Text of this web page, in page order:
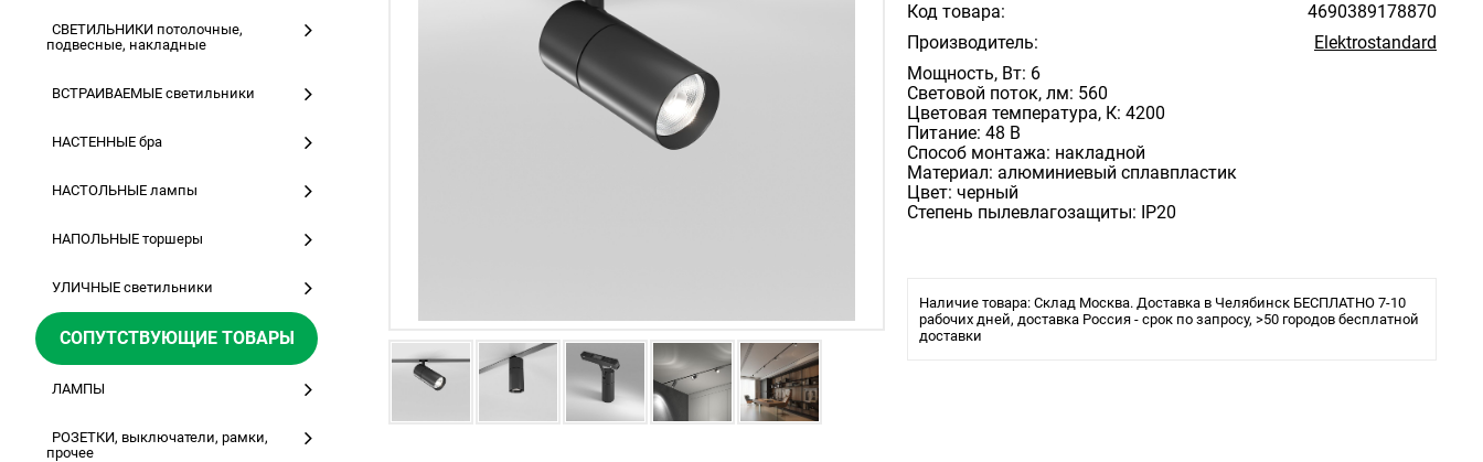
СВЕТИЛЬНИКИ потолочные,
подвесные, накладные
ВСТРАИВАЕМЫЕ светильники
НАСТЕННЫЕ бра
НАСТОЛЬНЫЕ лампы
НАПОЛЬНЫЕ торшеры
УЛИЧНЫЕ светильники
СОПУТСТВУЮЩИЕ ТОВАРЫ
ЛАМПЫ
РОЗЕТКИ, выключатели, рамки,
прочее
Код товара:
4690389178870
Производитель:
Elektrostandard
Мощность, Вт: 6
Световой поток, лм: 560
Цветовая температура, К: 4200
Питание: 48 В
Способ монтажа: накладной
Материал: алюминиевый сплавпластик
Цвет: черный
Степень пылевлагозащиты: IP20
Наличие товара: Склад Москва. Доставка в Челябинск БЕСПЛАТНО 7-10
рабочих дней, доставка Россия - срок по запросу, >50 городов бесплатной
доставки